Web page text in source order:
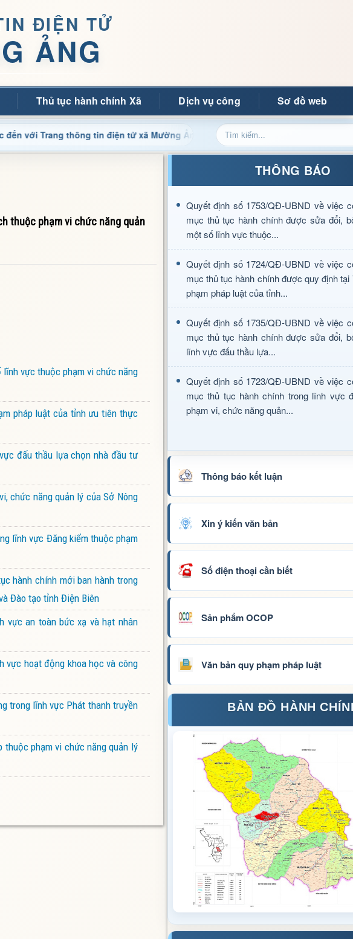
ĐIỆN TỬ
ẢNG
Thủ tục hành chính Xã Dịch vụ công Sơ đồ web
thông tin điện tử xã Mường Ảng Cập nhật thông tin điều hành, thủ
thuộc phạm vi chức năng quản
vực thuộc phạm vi chức năng
pháp luật của tỉnh ưu tiên thực
đấu thầu lựa chọn nhà đầu tư
chức năng quản lý của Sở Nông
lĩnh vực Đăng kiểm thuộc phạm
hành chính mới ban hành trong
Đào tạo tỉnh Điện Biên
vực an toàn bức xạ và hạt nhân
vực hoạt động khoa học và công
trong lĩnh vực Phát thanh truyền
thuộc phạm vi chức năng quản lý
THÔNG BÁO
Quyết định số 1753/QĐ-UBND về việc
mục thủ tục hành chính được sửa đổi,
một số lĩnh vực thuộc...
Quyết định số 1724/QĐ-UBND về việc
mục thủ tục hành chính được quy định tại
phạm pháp luật của tỉnh...
Quyết định số 1735/QĐ-UBND về việc
mục thủ tục hành chính được sửa đổi,
lĩnh vực đấu thầu lựa...
Quyết định số 1723/QĐ-UBND về việc
mục thủ tục hành chính trong lĩnh vực
phạm vi, chức năng quản...
Thông báo kết luận
Xin ý kiến văn bản
Số điện thoại cần biết
Sản phẩm OCOP
Văn bản quy phạm pháp luật
BẢN ĐỒ HÀNH